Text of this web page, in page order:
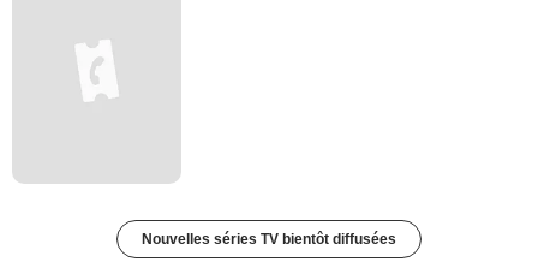
Nouvelles séries TV bientôt diffusées